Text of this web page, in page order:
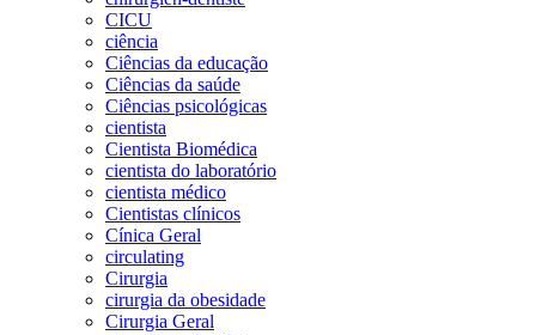
CICU
ciência
Ciências da educação
Ciências da saúde
Ciências psicológicas
cientista
Cientista Biomédica
cientista do laboratório
cientista médico
Cientistas clínicos
Cínica Geral
circulating
Cirurgia
cirurgia da obesidade
Cirurgia Geral